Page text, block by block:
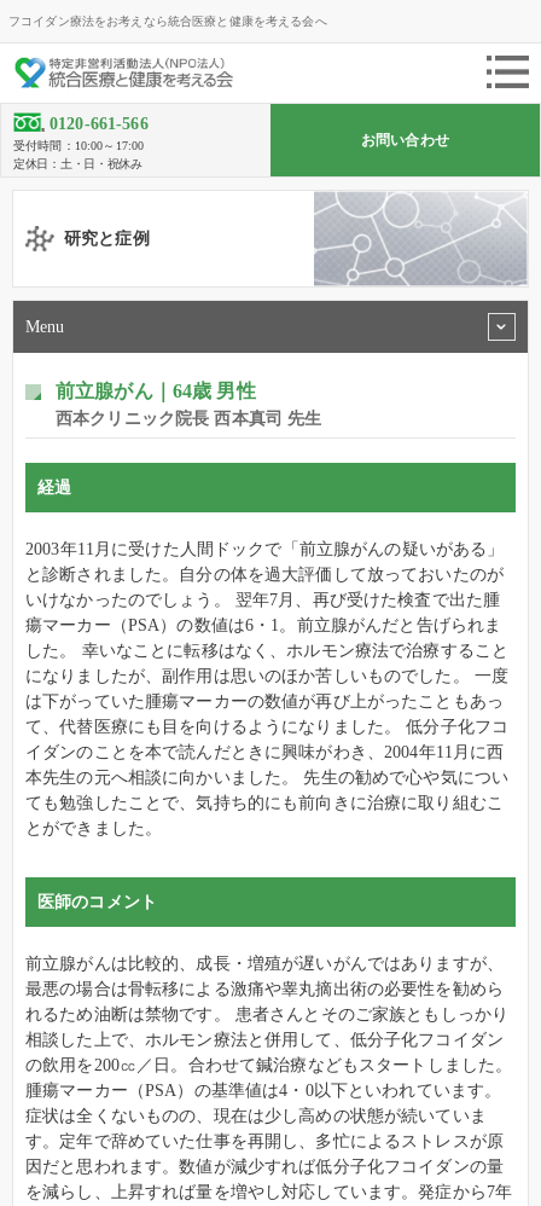
フコイダン療法をお考えなら統合医療と健康を考える会へ
0120-661-566
受付時間：10:00～17:00
定休日：土・日・祝休み
お問い合わせ
研究と症例
Menu
前立腺がん｜64歳 男性
西本クリニック院長 西本真司 先生
経過
2003年11月に受けた人間ドックで「前立腺がんの疑いがある」
と診断されました。自分の体を過大評価して放っておいたのが
いけなかったのでしょう。 翌年7月、再び受けた検査で出た腫
瘍マーカー（PSA）の数値は6・1。前立腺がんだと告げられま
した。 幸いなことに転移はなく、ホルモン療法で治療すること
になりましたが、副作用は思いのほか苦しいものでした。 一度
は下がっていた腫瘍マーカーの数値が再び上がったこともあっ
て、代替医療にも目を向けるようになりました。 低分子化フコ
イダンのことを本で読んだときに興味がわき、2004年11月に西
本先生の元へ相談に向かいました。 先生の勧めで心や気につい
ても勉強したことで、気持ち的にも前向きに治療に取り組むこ
とができました。
医師のコメント
前立腺がんは比較的、成長・増殖が遅いがんではありますが、
最悪の場合は骨転移による激痛や睾丸摘出術の必要性を勧めら
れるため油断は禁物です。 患者さんとそのご家族ともしっかり
相談した上で、ホルモン療法と併用して、低分子化フコイダン
の飲用を200㏄／日。合わせて鍼治療などもスタートしました。
腫瘍マーカー（PSA）の基準値は4・0以下といわれています。
症状は全くないものの、現在は少し高めの状態が続いていま
す。定年で辞めていた仕事を再開し、多忙によるストレスが原
因だと思われます。数値が減少すれば低分子化フコイダンの量
を減らし、上昇すれば量を増やし対応しています。発症から7年